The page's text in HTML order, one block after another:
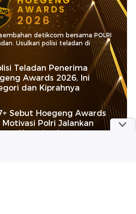
detikcom bersama POLRI
Usulkan polisi teladan di
Teladan Penerima
Awards 2026, Ini
dan Kiprahnya
Sebut Hoegeng Awards
Motivasi Polri Jalankan
Konstitusi